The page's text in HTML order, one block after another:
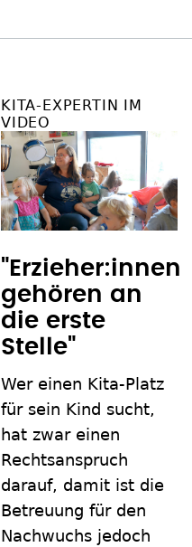
KITA-EXPERTIN IM
VIDEO
"Erzieher:innen
gehören an
die erste
Stelle"
Wer einen Kita-Platz
für sein Kind sucht,
hat zwar einen
Rechtsanspruch
darauf, damit ist die
Betreuung für den
Nachwuchs jedoch